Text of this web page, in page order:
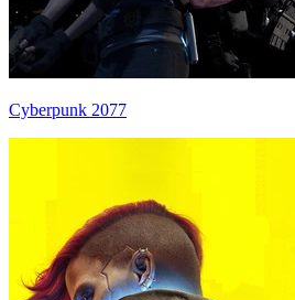
Cyberpunk 2077